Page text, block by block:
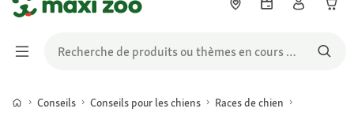
Conseils Conseils pour les chiens
Races de chien